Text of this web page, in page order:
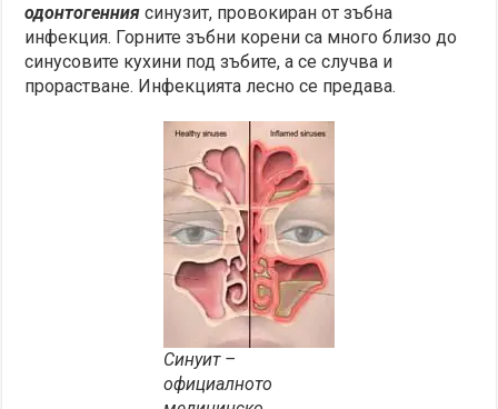
одонтогенния синузит, провокиран от зъбна
инфекция. Горните зъбни корени са много близо до
синусовите кухини под зъбите, а се случва и
прорастване. Инфекцията лесно се предава.
Синуит –
официалното